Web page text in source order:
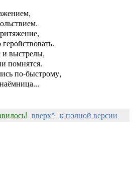
и выстрелы,
помнятся.
по-быстрому,
вверх^ к полной версии